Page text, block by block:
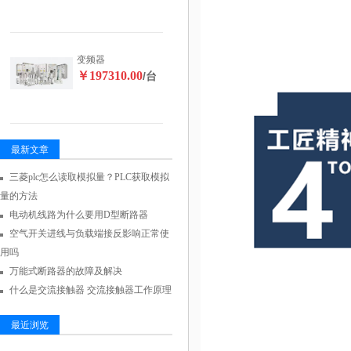
变频器
￥197310.00/台
最新文章
三菱plc怎么读取模拟量？PLC获取模拟
量的方法
电动机线路为什么要用D型断路器
空气开关进线与负载端接反影响正常使
用吗
万能式断路器的故障及解决
什么是交流接触器 交流接触器工作原理
最近浏览